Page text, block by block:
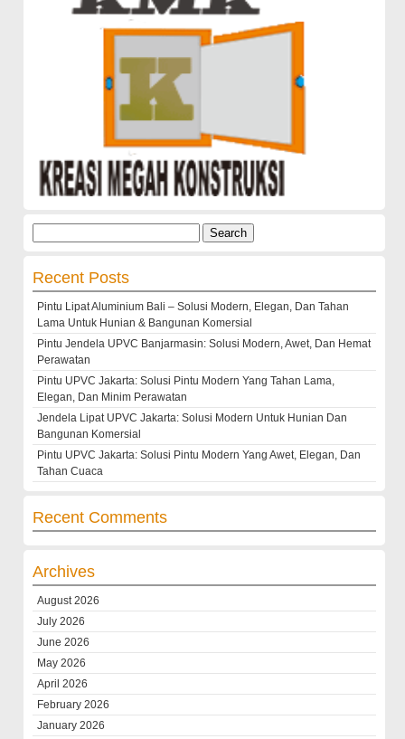
Recent Posts
Pintu Lipat Aluminium Bali – Solusi Modern, Elegan, Dan Tahan
Lama Untuk Hunian & Bangunan Komersial
Pintu Jendela UPVC Banjarmasin: Solusi Modern, Awet, Dan Hemat
Perawatan
Pintu UPVC Jakarta: Solusi Pintu Modern Yang Tahan Lama,
Elegan, Dan Minim Perawatan
Jendela Lipat UPVC Jakarta: Solusi Modern Untuk Hunian Dan
Bangunan Komersial
Pintu UPVC Jakarta: Solusi Pintu Modern Yang Awet, Elegan, Dan
Tahan Cuaca
Recent Comments
Archives
August 2026
July 2026
June 2026
May 2026
April 2026
February 2026
January 2026